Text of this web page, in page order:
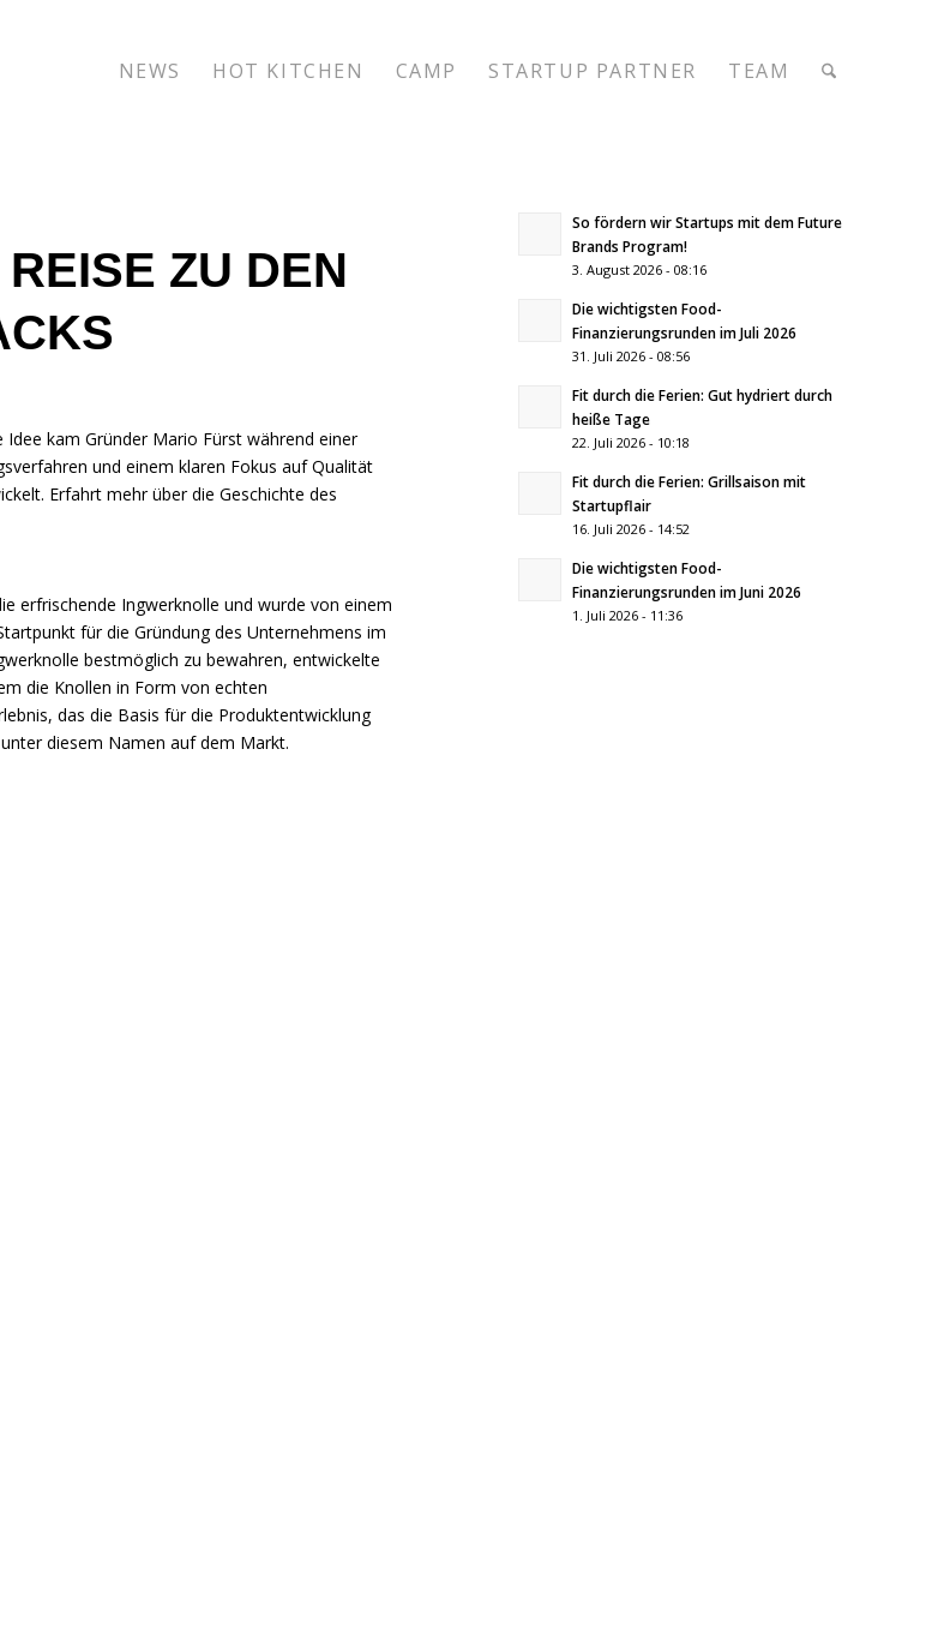
NEWS HOT KITCHEN CAMP STARTUP PARTNER TEAM
ZU DEN
kam Gründer Mario Fürst während einer
und einem klaren Fokus auf Qualität
Erfahrt mehr über die Geschichte des
erfrischende Ingwerknolle und wurde von einem
für die Gründung des Unternehmens im
bestmöglich zu bewahren, entwickelte
die Knollen in Form von echten
das die Basis für die Produktentwicklung
diesem Namen auf dem Markt.
So fördern wir Startups mit dem Future
Brands Program!
3. August 2026 - 08:16
Die wichtigsten Food-
Finanzierungsrunden im Juli 2026
31. Juli 2026 - 08:56
Fit durch die Ferien: Gut hydriert durch
heiße Tage
22. Juli 2026 - 10:18
Fit durch die Ferien: Grillsaison mit
Startupflair
16. Juli 2026 - 14:52
Die wichtigsten Food-
Finanzierungsrunden im Juni 2026
1. Juli 2026 - 11:36